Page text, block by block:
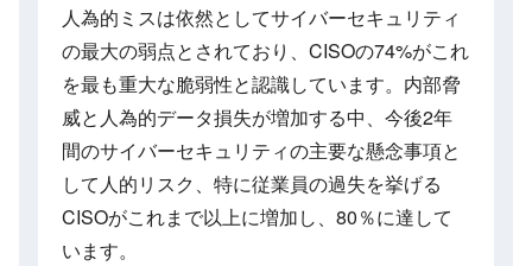
人為的ミスは依然としてサイバーセキュリティ
の最大の弱点とされており、CISOの74%がこれ
を最も重大な脆弱性と認識しています。内部脅
威と人為的データ損失が増加する中、今後2年
間のサイバーセキュリティの主要な懸念事項と
して人的リスク、特に従業員の過失を挙げる
CISOがこれまで以上に増加し、80％に達して
います。